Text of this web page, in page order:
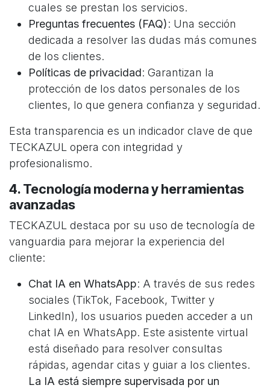
cuales se prestan los servicios.
Preguntas frecuentes (FAQ): Una sección
dedicada a resolver las dudas más comunes
de los clientes.
Políticas de privacidad: Garantizan la
protección de los datos personales de los
clientes, lo que genera confianza y seguridad.
Esta transparencia es un indicador clave de que
TECKAZUL opera con integridad y
profesionalismo.
4. Tecnología moderna y herramientas
avanzadas
TECKAZUL destaca por su uso de tecnología de
vanguardia para mejorar la experiencia del
cliente:
Chat IA en WhatsApp: A través de sus redes
sociales (TikTok, Facebook, Twitter y
LinkedIn), los usuarios pueden acceder a un
chat IA en WhatsApp. Este asistente virtual
está diseñado para resolver consultas
rápidas, agendar citas y guiar a los clientes.
La IA está siempre supervisada por un